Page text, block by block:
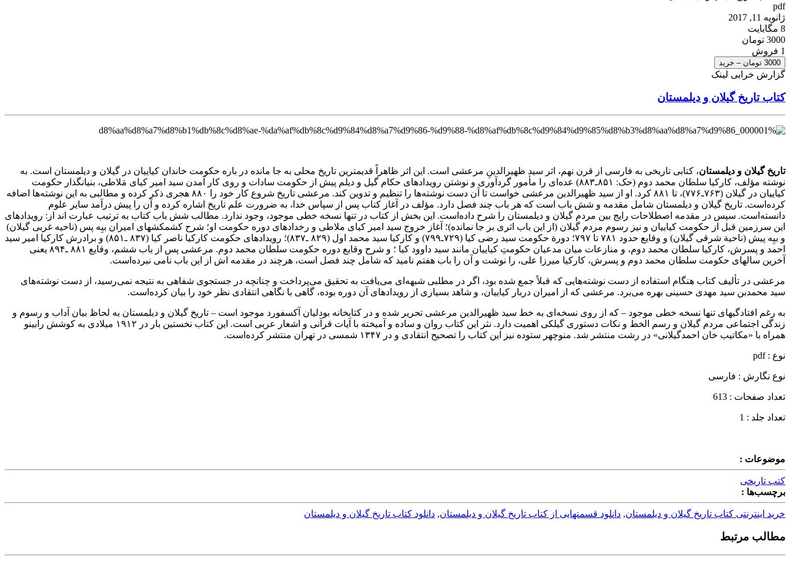
pdf
ژانویه 11, 2017
8 مگابایت
3000 تومان
1 فروش
3000 تومان – خرید
گزارش خرابی لینک
کتاب تاریخ گیلان و دیلمستان
تاریخ گیلان و دیلمستان، کتابی تاریخی به فارسی از قرن نهم، اثر سید ظهیرالدینِ مرعشی است. این اثر ظاهراً قدیمترین تاریخ محلی به جا مانده در باره حکومت خاندان کیاییان در گیلان و دیلمستان است. به
نوشته مؤلف، کارکیا سلطان محمد دوم (حک: ۸۵۱ـ۸۸۳) عده‌ای را مأمور گردآوری و نوشتن رویدادهای حکام گیل و دیلم پیش از حکومت سادات و روی کار آمدن سید امیر کیای مَلاطی، بنیانگذار حکومت
کیاییان در گیلان (۷۶۳ـ۷۷۶)، تا ۸۸۱ کرد. او از سید ظهیرالدین مرعشی خواست تا آن دست نوشته‌ها را تنظیم و تدوین کند. مرعشی تاریخ شروع کار خود را ۸۸۰ هجری ذکر کرده و مطالبی به این نوشته‌ها اضافه
کرده‌است. تاریخ گیلان و دیلمستان شامل مقدمه و شش باب است که هر باب چند فصل دارد. مؤلف در آغاز کتاب پس از سپاس خدا، به ضرورت علم تاریخ اشاره کرده و آن را پیش درآمد سایر علوم
دانسته‌است. سپس در مقدمه اصطلاحات رایج بین مردم گیلان و دیلمستان را شرح داده‌است. این بخش از کتاب در تنها نسخه خطی موجود، وجود ندارد. مطالب شش باب کتاب به ترتیب عبارت اند از: رویدادهای
این سرزمین قبل از حکومت کیاییان و نیز رسوم مردم گیلان (از این باب اثری بر جا نمانده)؛ آغاز خروج سید امیر کیای ملاطی و رخدادهای دوره حکومت او؛ شرح کشمکشهای امیران بیِه پس (ناحیه غربی گیلان)
و بیِه پیش (ناحیة شرقی گیلان) و وقایع حدود ۷۸۱ تا ۷۹۷؛ دورة حکومت سید رضی کیا (۷۲۹ـ۷۹۹) و کارکیا سید محمد اول (۸۲۹ ـ۸۳۷)؛ رویدادهای حکومت کارکیا ناصر کیا (۸۳۷ ـ۸۵۱) و برادرش کارکیا امیر سید
احمد و پسرش، کارکیا سلطان محمد دوم، و منازعات میان مدعیان حکومتِ کیاییان مانند سید داوود کیا ؛ و شرح وقایع دوره حکومت سلطان محمد دوم. مرعشی پس از باب ششم، وقایع ۸۸۱ ـ۸۹۴ یعنی
آخرین سالهای حکومت سلطان محمد دوم و پسرش، کارکیا میرزا علی، را نوشت و آن را باب هفتم نامید که شامل چند فصل است، هرچند در مقدمه اش از این باب نامی نبرده‌است.
مرعشی در تألیف کتاب هنگام استفاده از دست نوشته‌هایی که قبلاً جمع شده بود، اگر در مطلبی شبهه‌ای می‌یافت به تحقیق می‌پرداخت و چنانچه در جستجوی شفاهی به نتیجه نمی‌رسید، از دست نوشته‌های
سید محمدبن سید مهدی حسینی بهره می‌برد. مرعشی که از امیران دربار کیاییان، و شاهد بسیاری از رویدادهای آن دوره بوده، گاهی با نگاهی انتقادی نظر خود را بیان کرده‌است.
به رغم افتادگیهای تنها نسخه خطی موجود – که از روی نسخه‌ای به خط سید ظهیرالدین مرعشی تحریر شده و در کتابخانه بودلیان آکسفورد موجود است – تاریخ گیلان و دیلمستان به لحاظ بیان آداب و رسوم و
زندگی اجتماعی مردم گیلان و رسم الخط و نکات دستوری گیلکی اهمیت دارد. نثر این کتاب روان و ساده و آمیخته با آیات قرآنی و اشعار عربی است. این کتاب نخستین بار در ۱۹۱۲ میلادی به کوشش رابینو
همراه با «مکاتیب خان احمدگیلانی» در رشت منتشر شد. منوچهر ستوده نیز این کتاب را تصحیح انتقادی و در ۱۳۴۷ شمسی در تهران منتشر کرده‌است.
نوع : pdf
نوع نگارش : فارسی
تعداد صفحات : 613
تعداد جلد : 1
موضوعات :
کتب تاریخی
برچسب‌ها :
خرید اینترنتی کتاب تاریخ گیلان و دیلمستان, دانلود قسمتهایی از کتاب تاریخ گیلان و دیلمستان, دانلود کتاب تاریخ گیلان و دیلمستان
مطالب مرتبط